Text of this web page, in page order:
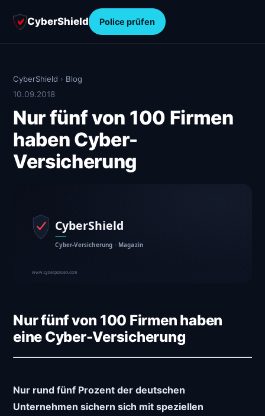
CyberShield Police prüfen
CyberShield › Blog
10.09.2018
Nur fünf von 100 Firmen
haben Cyber-
Versicherung
Nur fünf von 100 Firmen haben
eine Cyber-Versicherung
Nur rund fünf Prozent der deutschen
Unternehmen sichern sich mit speziellen